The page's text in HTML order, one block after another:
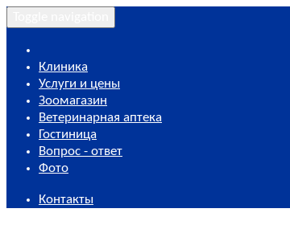
Клиника
Услуги и цены
Зоомагазин
Ветеринарная аптека
Гостиница
Вопрос - ответ
Фото
Контакты